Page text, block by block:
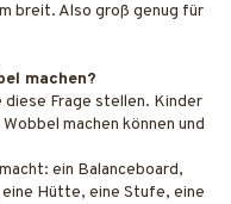
breit. Also groß genug für
machen?
diese Frage stellen. Kinder
machen können und
ein Balanceboard,
Hütte, eine Stufe, eine